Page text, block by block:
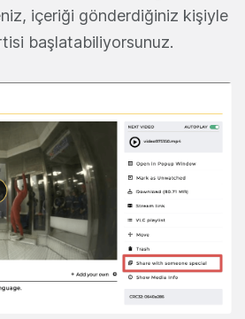
içeriği gönderdiğiniz kişiyle
başlatabiliyorsunuz.